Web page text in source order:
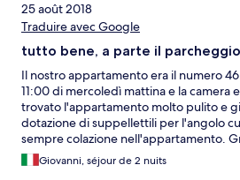
25 août 2018
Traduire avec Google
tutto bene, a parte il parcheggio
Il nostro appartamento era il numero
11:00 di mercoledì mattina e la camera
trovato l'appartamento molto pulito e
dotazione di suppellettili per l'angolo
sempre colazione nell'appartamento.
terrazzo, eravamo in una stanza
mattina (voci e grida di bambini e
Giovanni, séjour de 2 nuits